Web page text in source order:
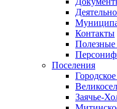
Контакты
Полезные
Поселения
Заячье-